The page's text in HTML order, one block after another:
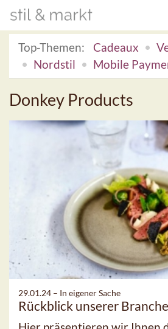
Top-Themen:
Cadeaux
Nordstil
Mobile
Donkey Products
29.01.24 – In eigener Sache
Rückblick unserer